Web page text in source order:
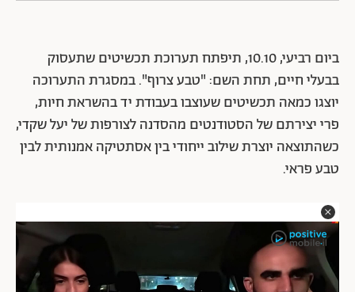
ביום רביעי, 10.10, תיפתח תערוכת תכשיטים שתעסוק
בבעלי חיים, תחת השם: "טבע צרוף". במסגרת התערוכה
יוצגו כמאה תכשיטים שעוצבו בעבודת יד בהשראת חיות,
פרי יצירתם של הסטודנטים מהסדנה לצורפות של יעל שקדי,
כשהתוצאה יוצרת שילוב ייחודי בין אסתטיקה אמנותית לבין
טבע פראי.